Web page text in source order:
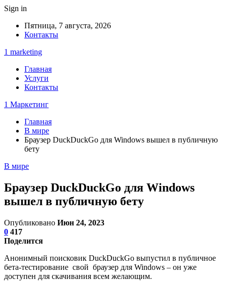
Sign in
Пятница, 7 августа, 2026
Контакты
1 marketing
Главная
Услуги
Контакты
1 Маркетинг
Главная
В мире
Браузер DuckDuckGo для Windows вышел в публичную
бету
В мире
Браузер DuckDuckGo для Windows
вышел в публичную бету
Опубликовано Июн 24, 2023
0 417
Поделится
Анонимный поисковик DuckDuckGo выпустил в публичное
бета-тестирование свой браузер для Windows – он уже
доступен для скачивания всем желающим.